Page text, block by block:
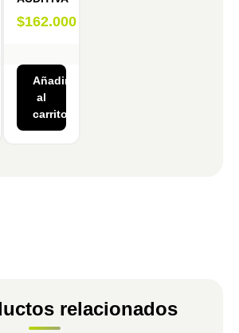
$162.000
Añadir
al
carrito
relacionados